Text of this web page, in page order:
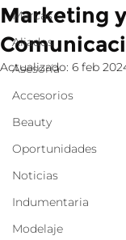
Marcas
Aliados
Asesoría
Accesorios
Beauty
Oportunidades
Noticias
Indumentaria
Modelaje
Marketing y
Actualizado: 6 feb